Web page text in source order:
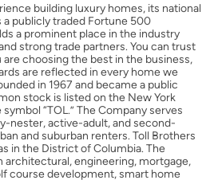
puntaje de crédito
Previa
para la venta
building luxury homes, its national
a publicly traded Fortune 500
a prominent place in the industry
strong trade partners. You can trust
choosing the best in the business,
are reflected in every home we
in 1967 and became a public
stock is listed on the New York
“TOL.” The Company serves
nester, active-adult, and second-
and suburban renters. Toll Brothers
in the District of Columbia. The
architectural, engineering, mortgage,
course development, smart home